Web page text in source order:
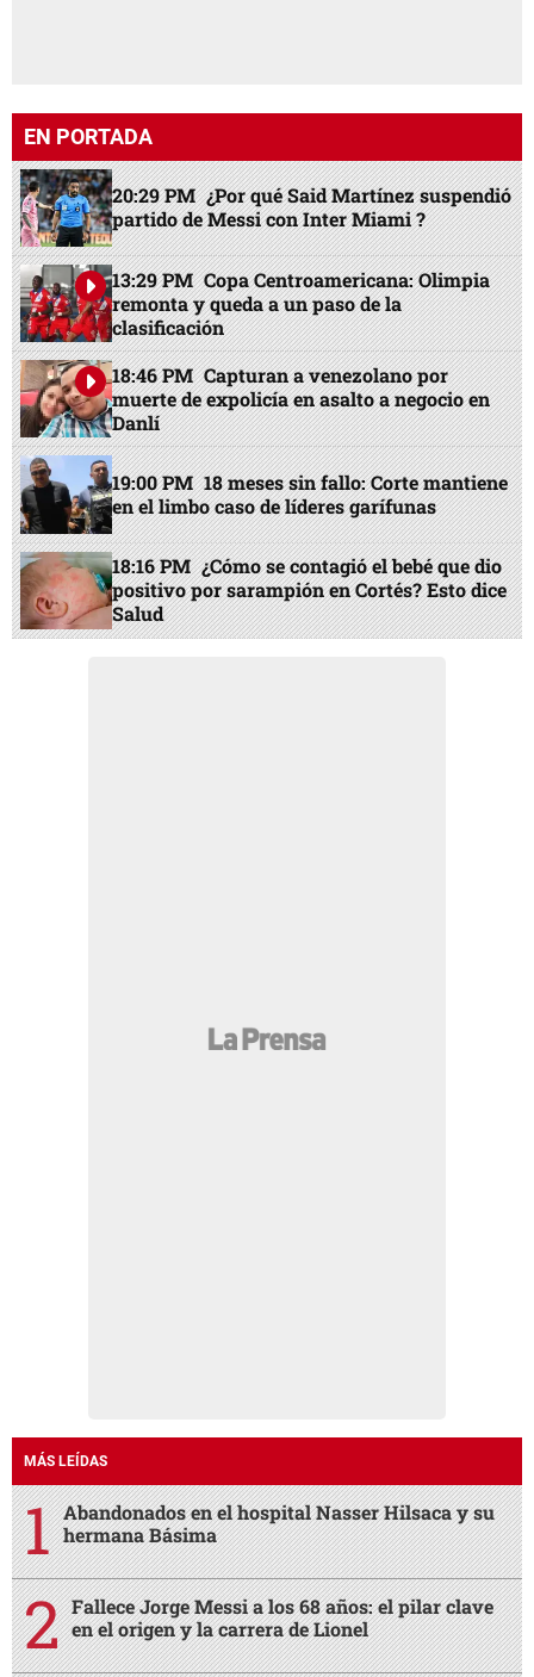
EN PORTADA
20:29 PM ¿Por qué Said Martínez suspendió
partido de Messi con Inter Miami ?
13:29 PM Copa Centroamericana: Olimpia
remonta y queda a un paso de la
clasificación
18:46 PM Capturan a venezolano por
muerte de expolicía en asalto a negocio en
Danlí
19:00 PM 18 meses sin fallo: Corte mantiene
en el limbo caso de líderes garífunas
18:16 PM ¿Cómo se contagió el bebé que dio
positivo por sarampión en Cortés? Esto dice
Salud
MÁS LEÍDAS
Abandonados en el hospital Nasser Hilsaca y su
hermana Básima
Fallece Jorge Messi a los 68 años: el pilar clave
en el origen y la carrera de Lionel